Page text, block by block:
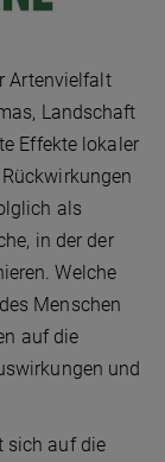
Artenvielfalt
Landschaft
Effekte lokaler
als
in der der
Welche
Menschen
auf die
und
sich auf die